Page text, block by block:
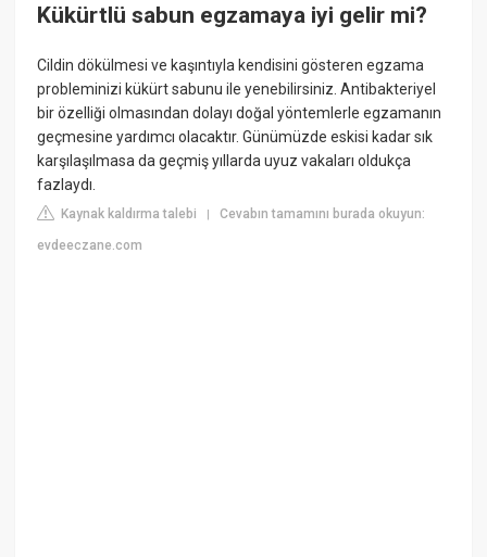
Kükürtlü sabun egzamaya iyi gelir mi?
Cildin dökülmesi ve kaşıntıyla kendisini gösteren egzama
probleminizi kükürt sabunu ile yenebilirsiniz. Antibakteriyel
bir özelliği olmasından dolayı doğal yöntemlerle egzamanın
geçmesine yardımcı olacaktır. Günümüzde eskisi kadar sık
karşılaşılmasa da geçmiş yıllarda uyuz vakaları oldukça
fazlaydı.
Kaynak kaldırma talebi |Cevabın tamamını burada okuyun:
evdeeczane.com